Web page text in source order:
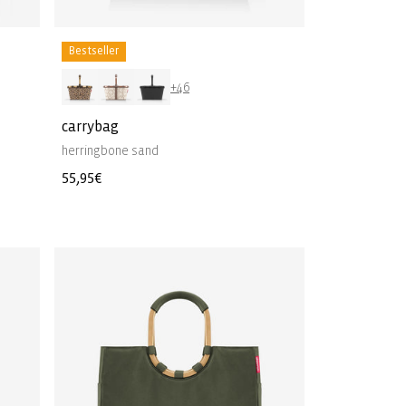
Bestseller
+46
carrybag
herringbone sand
Normale
55,95€